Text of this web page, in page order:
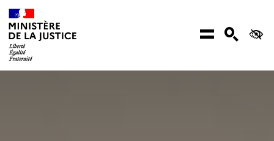
Aller au contenu
Menu